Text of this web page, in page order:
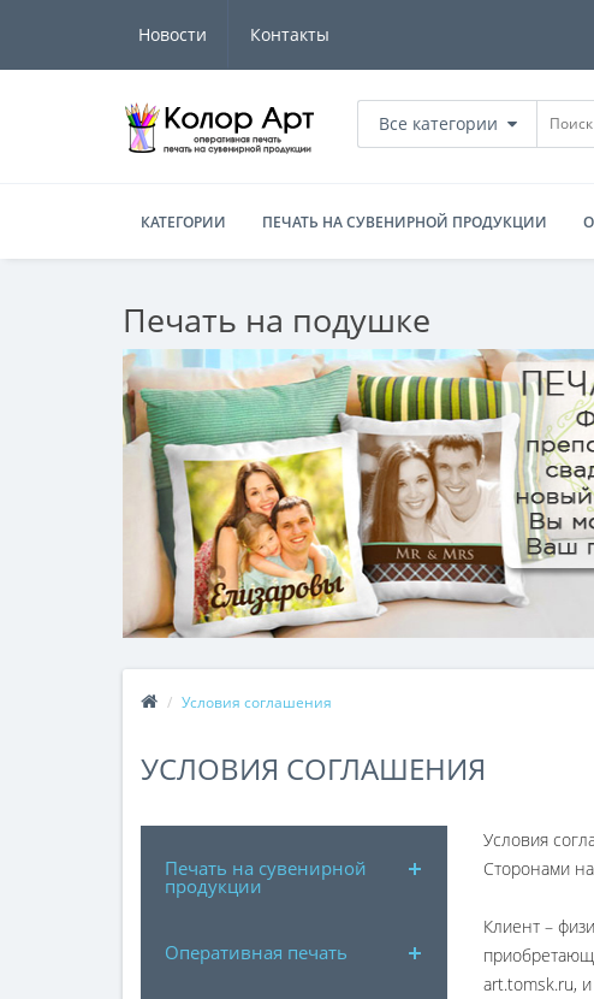
Новости Контакты
Все категории
КАТЕГОРИИ ПЕЧАТЬ НА СУВЕНИРНОЙ ПРОДУКЦИИ
Печать на подушке
Условия соглашения
УСЛОВИЯ СОГЛАШЕНИЯ
Печать на сувенирной
продукции
Оперативная печать
Условия
Сторонами
Клиент –
art.tomsk.ru,